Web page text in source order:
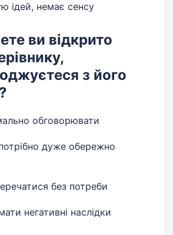
ідей, немає сенсу
ви відкрито
з його
обговорювати
дуже обережно
без потреби
негативні наслідки